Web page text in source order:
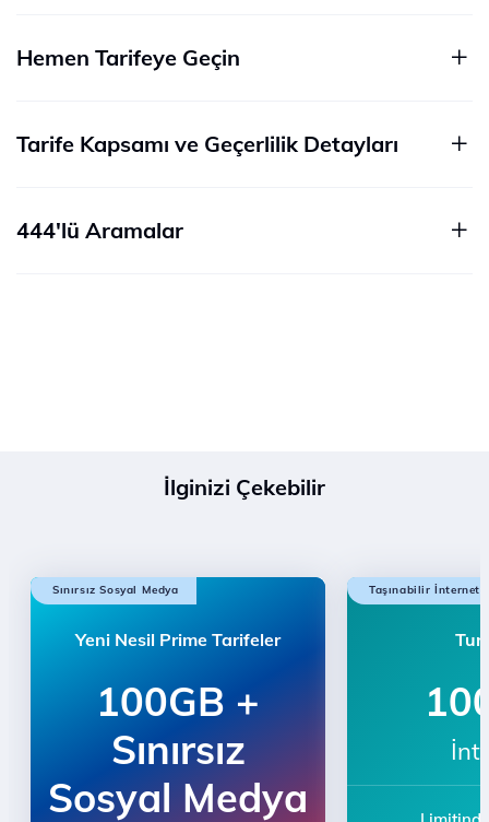
Hemen Tarifeye Geçin
Tarife Kapsamı ve Geçerlilik Detayları
444'lü Aramalar
İlginizi Çekebilir
Sınırsız Sosyal Medya
Yeni Nesil Prime Tarifeler
100GB +
Sınırsız
Sosyal Medya
Taşınabilir İnternet